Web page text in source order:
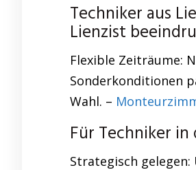
Techniker aus
Lienzist
Flexible Zeiträume:
Sonderkonditionen
Wahl. –
Für Techniker
Strategisch